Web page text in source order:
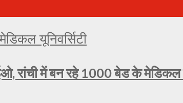
रांची में बन रहे 1000 बेड के मेडिकल